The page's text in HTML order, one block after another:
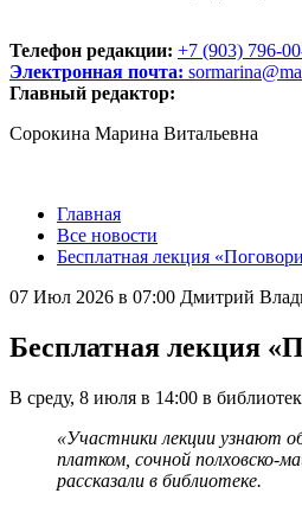
Телефон редакции: +7 (903) 796-
Электронная почта:
Главный редактор:
Сорокина Марина Витальевна
Главная
Все новости
Бесплатная лекция
07 Июл 2026 в 07:00 Дмитрий
Бесплатная лекция
В среду, 8 июля в 14:00 в
«Участники лекции узнают
платком, сочной полховско-
рассказали в библиотеке.